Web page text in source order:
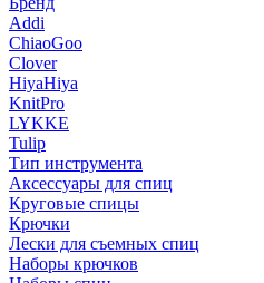
Addi
ChiaoGoo
Clover
HiyaHiya
KnitPro
LYKKE
Tulip
Тип инструмента
Аксессуары для спиц
Круговые спицы
Крючки
Лески для съемных спиц
Наборы крючков